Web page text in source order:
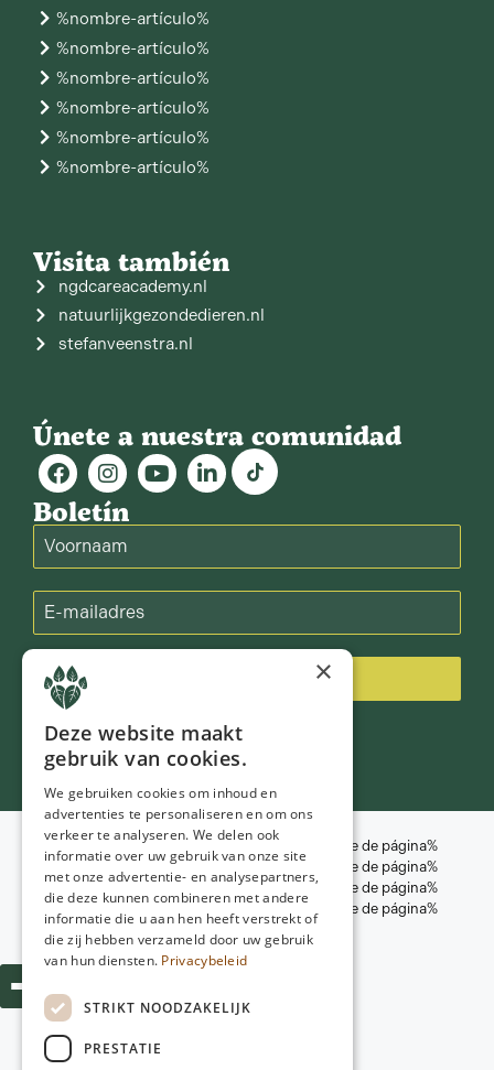
%nombre-artículo%
%nombre-artículo%
%nombre-artículo%
%nombre-artículo%
%nombre-artículo%
%nombre-artículo%
Visita también
ngdcareacademy.nl
natuurlijkgezondedieren.nl
stefanveenstra.nl
Únete a nuestra comunidad
Boletín
© 2026NGD Care
%nombre-de-elemento-pie de página%
%nombre-de-elemento-pie de página%
%nombre-de-elemento-pie de página%
%nombre-de-elemento-pie de página%
×
Deze website maakt
gebruik van cookies.
We gebruiken cookies om inhoud en
advertenties te personaliseren en om ons
verkeer te analyseren. We delen ook
informatie over uw gebruik van onze site
met onze advertentie- en analysepartners,
die deze kunnen combineren met andere
informatie die u aan hen heeft verstrekt of
die zij hebben verzameld door uw gebruik
van hun diensten. Privacybeleid
STRIKT NOODZAKELIJK
PRESTATIE